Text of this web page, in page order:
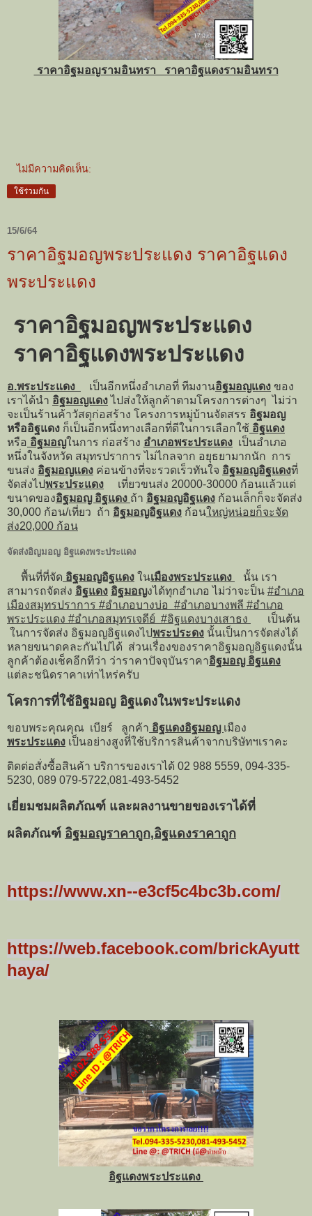
ราคาอิฐมอญรามอินทรา ราคาอิฐแดงรามอินทรา
ไม่มีความคิดเห็น:
ใช้ร่วมกัน
15/6/64
ราคาอิฐมอญพระประแดง ราคาอิฐแดง
พระประแดง
ราคาอิฐมอญพระประแดง
ราคาอิฐแดงพระประแดง
อ.พระประแดง เป็นอีกหนึ่งอำเภอที่ ทีมงานอิฐมอญแดง ของ
เราได้นำ อิฐมอญแดงไปส่งให้ลูกค้าตามโครงการต่างๆ ไม่ว่า
จะเป็นร้านค้าวัสดุก่อสร้าง โครงการหมู่บ้านจัดสรร อิฐมอญ
หรืออิฐแดง ก็เป็นอีกหนึ่งทางเลือกที่ดีในการเลือกใช้ อิฐแดง
หรือ อิฐมอญในการ ก่อสร้าง อำเภอพระประแดง เป็นอำเภอ
หนึ่งในจังหวัด สมุทรปราการ ไม่ไกลจาก อยุธยามากนัก การ
ขนส่ง อิฐมอญแดง ค่อนข้างที่จะรวดเร็วทันใจ อิฐมอญอิฐแดงที่
จัดส่งไป พระประแดง เที่ยวขนส่ง 20000-30000 ก้อนแล้วแต่
ขนาดของอิฐมอญ อิฐแดง ถ้า อิฐมอญอิฐแดง ก้อนเล็กก็จะจัดส่ง
30,000 ก้อน/เที่ยว ถ้า อิฐมอญอิฐแดง ก้อนใหญ่หน่อยก็จะจัด
ส่ง20,000 ก้อน
จัดส่งอิญมอญ อิฐแดงพระประแดง
พื้นที่ที่จัด อิฐมอญอิฐแดง ในเมืองพระประแดง
นั้น เรา
สามารถจัดส่ง อิฐแดง อิฐมอญงได้ทุกอำเภอ ไม่ว่าจะป็น #อำเภอ
เมืองสมุทรปราการ #อำเภอบางบ่อ #อำเภอบางพลี #อำเภอ
พระประแดง #อำเภอสมุทรเจดีย์ #อิฐแดงบางเสาธง
เป็นต้น
ในการจัดส่ง อิฐมอญอิฐแดงไป พระประดง นั้นเป็นการจัดส่งได้
หลายขนาดคละกันไปได้ ส่วนเรื่องของราคาอิฐมอญอิฐแดงนั้น
ลูกค้าต้องเช็คอีกทีว่า ว่าราคาปัจจุบันราคาอิฐมอญ อิฐแดง
แต่ละชนิดราคาเท่าไหร่ครับ
โครการที่ใช้อิฐมอญ อิฐแดงในพระประแดง
ขอบพระคุณคุณ เบียร์ ลูกค้า อิฐแดงอิฐมอญ เมือง
พระประแดง เป็นอย่างสูงที่ใช้บริการสินค้าจากบริษัทฯเราคะ
ติดต่อสั่งซื้อสินค้า บริการของเราได้ 02 988 5559, 094-335-
5230, 089 079-5722,081-493-5452
เยี่ยมชมผลิตภัณฑ์ และผลงานขายของเราได้ที่
ผลิตภัณฑ์ อิฐมอญราคาถูก,อิฐแดงราคาถูก
https://www.xn--e3cf5c4bc3b.com/
https://web.facebook.com/brickAyutt
haya/
อิฐแดงพระประแดง